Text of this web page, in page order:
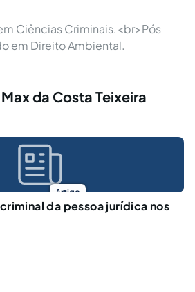
Ciências Criminais.<br>Pós
em Direito Ambiental.
da Costa Teixeira
Artigo
da pessoa jurídica nos